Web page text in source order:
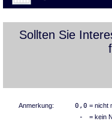
Sollten Sie
Anmerkung: 0,0 = nicht
- = kein